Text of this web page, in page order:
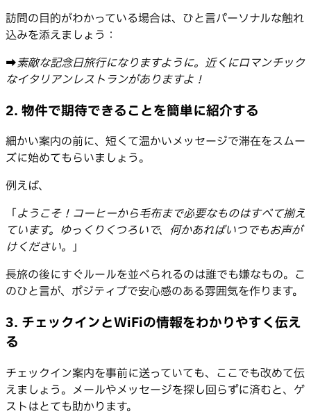
訪問の目的がわかっている場合は、ひと言パーソナルな触れ
込みを添えましょう：
➡️素敵な記念日旅行になりますように。近くにロマンチック
なイタリアンレストランがありますよ！
2. 物件で期待できることを簡単に紹介する
細かい案内の前に、短くて温かいメッセージで滞在をスムー
ズに始めてもらいましょう。
例えば、
「ようこそ！コーヒーから毛布まで必要なものはすべて揃え
ています。ゆっくりくつろいで、何かあればいつでもお声が
けください。 」
長旅の後にすぐルールを並べられるのは誰でも嫌なもの。こ
のひと言が、ポジティブで安心感のある雰囲気を作ります。
3. チェックインとWiFiの情報をわかりやすく伝え
る
チェックイン案内を事前に送っていても、ここでも改めて伝
えましょう。メールやメッセージを探し回らずに済むと、ゲ
ストはとても助かります。